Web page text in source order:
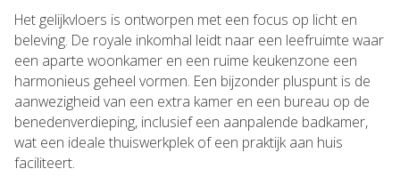
Het gelijkvloers is ontworpen met een focus op licht en
beleving. De royale inkomhal leidt naar een leefruimte waar
een aparte woonkamer en een ruime keukenzone een
harmonieus geheel vormen. Een bijzonder pluspunt is de
aanwezigheid van een extra kamer en een bureau op de
benedenverdieping, inclusief een aanpalende badkamer,
wat een ideale thuiswerkplek of een praktijk aan huis
faciliteert.